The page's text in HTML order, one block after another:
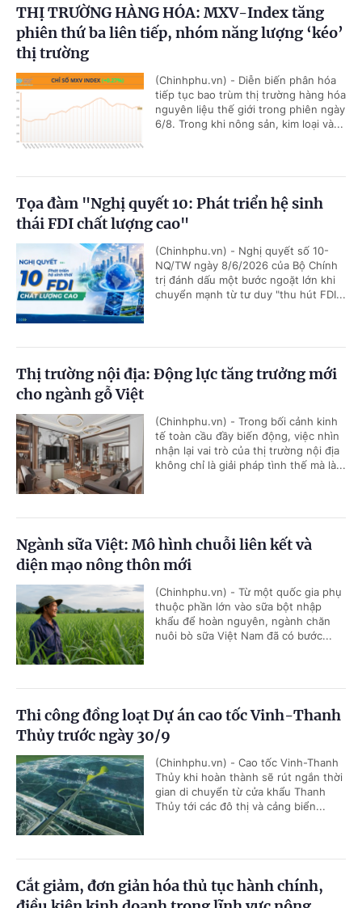
THỊ TRƯỜNG HÀNG HÓA: MXV-Index tăng
phiên thứ ba liên tiếp, nhóm năng lượng ‘kéo’
thị trường
(Chinhphu.vn) - Diễn biến phân hóa
tiếp tục bao trùm thị trường hàng hóa
nguyên liệu thế giới trong phiên ngày
6/8. Trong khi nông sản, kim loại và...
Tọa đàm "Nghị quyết 10: Phát triển hệ sinh
thái FDI chất lượng cao"
(Chinhphu.vn) - Nghị quyết số 10-
NQ/TW ngày 8/6/2026 của Bộ Chính
trị đánh dấu một bước ngoặt lớn khi
chuyển mạnh từ tư duy "thu hút FDI...
Thị trường nội địa: Động lực tăng trưởng mới
cho ngành gỗ Việt
(Chinhphu.vn) - Trong bối cảnh kinh
tế toàn cầu đầy biến động, việc nhìn
nhận lại vai trò của thị trường nội địa
không chỉ là giải pháp tình thế mà là...
Ngành sữa Việt: Mô hình chuỗi liên kết và
diện mạo nông thôn mới
(Chinhphu.vn) - Từ một quốc gia phụ
thuộc phần lớn vào sữa bột nhập
khẩu để hoàn nguyên, ngành chăn
nuôi bò sữa Việt Nam đã có bước...
Thi công đồng loạt Dự án cao tốc Vinh-Thanh
Thủy trước ngày 30/9
(Chinhphu.vn) - Cao tốc Vinh-Thanh
Thủy khi hoàn thành sẽ rút ngắn thời
gian di chuyển từ cửa khẩu Thanh
Thủy tới các đô thị và cảng biển...
Cắt giảm, đơn giản hóa thủ tục hành chính,